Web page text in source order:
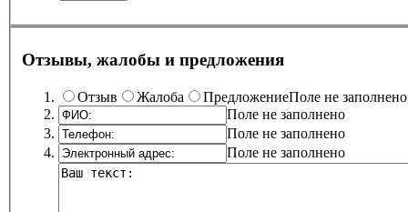
Отзывы, жалобы и предложения
Отзыв Жалоба ПредложениеПоле не заполнено
Поле не заполнено
Поле не заполнено
Поле не заполнено